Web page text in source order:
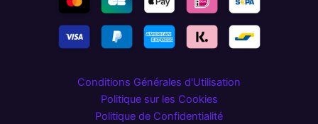
Conditions Générales d'Utilisation
Politique sur les Cookies
Politique de Confidentialité